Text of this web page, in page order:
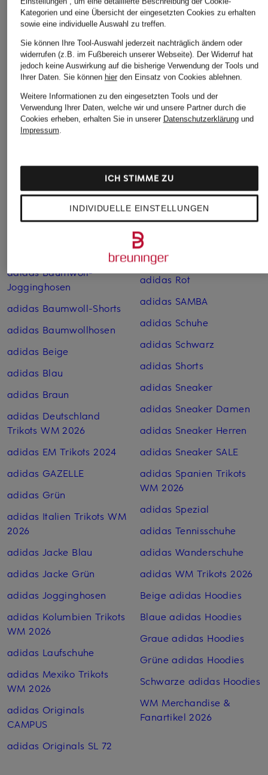
EA7 EMPORIO
ARMANI
Leggings VIGOR7
CHF 70
MARC CAIN
Hose
CHF 179
Lauf-Tights FAST
CHF 25
Weitere Kategorien
adidas Baumwoll-
Jogginghosen
adidas Baumwoll-Shorts
adidas Baumwoll­hosen
adidas Beige
adidas Blau
adidas Braun
adidas Deutschland
Trikots WM 2026
adidas EM Trikots 2024
adidas GAZELLE
adidas Grün
adidas Italien Trikots WM
2026
adidas Jacke Blau
adidas Jacke Grün
adidas Jogginghosen
adidas Kolumbien Trikots
WM 2026
adidas Laufschuhe
adidas Mexiko Trikots
WM 2026
adidas Originals
CAMPUS
adidas Originals SL 72
adidas Pink
adidas Retro Sneaker
adidas Rot
adidas SAMBA
adidas Schuhe
adidas Schwarz
adidas Shorts
adidas Sneaker
adidas Sneaker Damen
adidas Sneaker Herren
adidas Sneaker SALE
adidas Spanien Trikots
WM 2026
adidas Spezial
adidas Tennisschuhe
adidas Wanderschuhe
adidas WM Trikots 2026
Beige adidas Hoodies
Blaue adidas Hoodies
Graue adidas Hoodies
Grüne adidas Hoodies
Schwarze adidas Hoodies
WM Merchandise &
Fanartikel 2026
Kategorien und eine Übersicht der eingesetzten Cookies zu erhalten
sowie eine individuelle Auswahl zu treffen.
Sie können Ihre Tool-Auswahl jederzeit nachträglich ändern oder
widerrufen (z.B. im Fußbereich unserer Webseite). Der Widerruf hat
jedoch keine Auswirkung auf die bisherige Verwendung der Tools und
Ihrer Daten. Sie können hierden Einsatz von Cookies ablehnen.
Weitere Informationen zu den eingesetzten Tools und der
Verwendung Ihrer Daten, welche wir und unsere Partner durch die
Cookies erheben, erhalten Sie in unserer Datenschutzerklärungund
Impressum.
INDIVIDUELLE EINSTELLUNGEN
ICH STIMME ZU